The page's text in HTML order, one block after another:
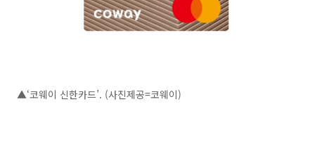
▲‘코웨이 신한카드’. (사진제공=코웨이)